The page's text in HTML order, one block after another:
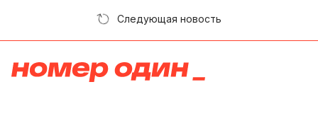
Следующая новость